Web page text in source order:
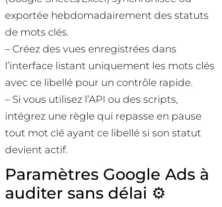
exportée hebdomadairement des statuts
de mots clés.
– Créez des vues enregistrées dans
l’interface listant uniquement les mots clés
avec ce libellé pour un contrôle rapide.
– Si vous utilisez l’API ou des scripts,
intégrez une règle qui repasse en pause
tout mot clé ayant ce libellé si son statut
devient actif.
Paramètres Google Ads à
auditer sans délai ⚙️